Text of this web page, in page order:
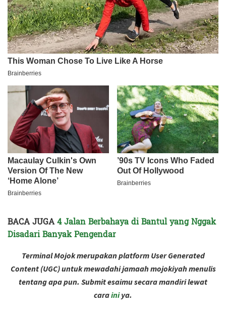
BACA JUGA4 Jalan Berbahaya di Bantul yang Nggak
Disadari Banyak Pengendar
Terminal Mojok merupakan platform User Generated
Content (UGC) untuk mewadahi jamaah mojokiyah menulis
tentang apa pun. Submit esaimu secara mandiri lewat
carainiya.